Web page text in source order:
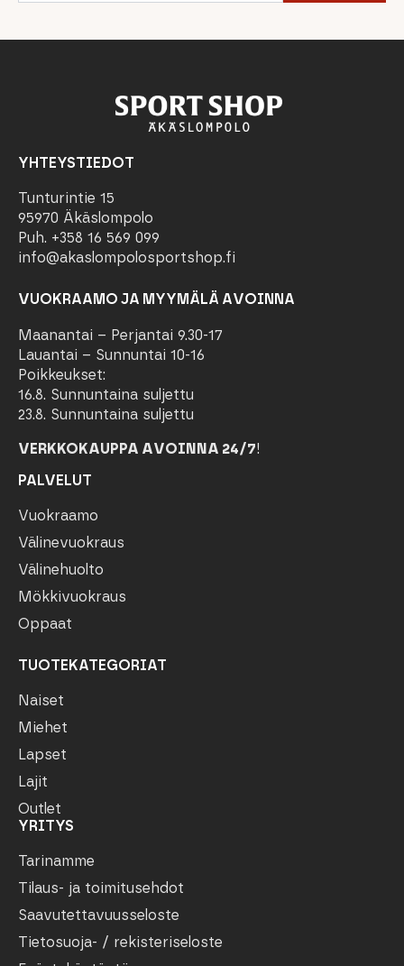
YHTEYSTIEDOT
Tunturintie 15
95970 Äkäslompolo
Puh. +358 16 569 099
info@akaslompolosportshop.fi
VUOKRAAMO JA MYYMÄLÄ AVOINNA
Maanantai – Perjantai 9.30-17
Lauantai – Sunnuntai 10-16
Poikkeukset:
16.8. Sunnuntaina suljettu
23.8. Sunnuntaina suljettu
VERKKOKAUPPA AVOINNA 24/7!
PALVELUT
Vuokraamo
Välinevuokraus
Välinehuolto
Mökkivuokraus
Oppaat
TUOTEKATEGORIAT
Naiset
Miehet
Lapset
Lajit
Outlet
YRITYS
Tarinamme
Tilaus- ja toimitusehdot
Saavutettavuusseloste
Tietosuoja- / rekisteriseloste